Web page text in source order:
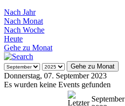
Nach Jahr
Nach Monat
Nach Woche
Heute
Gehe zu Monat
Gehe zu Monat
Donnerstag, 07. September 2023
Es wurden keine Events gefunden
September